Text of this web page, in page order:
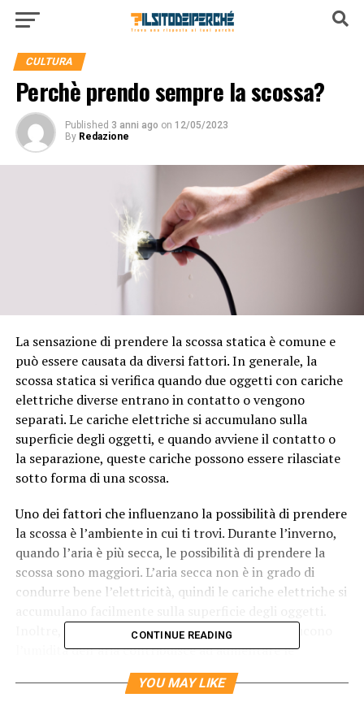
CULTURA
Perchè prendo sempre la scossa?
Published 3 anni ago on 12/05/2023
By Redazione
La sensazione di prendere la scossa statica è comune e
può essere causata da diversi fattori. In generale, la
scossa statica si verifica quando due oggetti con cariche
elettriche diverse entrano in contatto o vengono
separati. Le cariche elettriche si accumulano sulla
superficie degli oggetti, e quando avviene il contatto o
la separazione, queste cariche possono essere rilasciate
sotto forma di una scossa.
Uno dei fattori che influenzano la possibilità di prendere
la scossa è l’ambiente in cui ti trovi. Durante l’inverno,
quando l’aria è più secca, le possibilità di prendere la
scossa sono maggiori. L’aria secca non è in grado di
condurre bene l’elettricità, quindi le cariche elettriche si
Inoltre, l’uso di sistemi di riscaldamento che riducono
l’umidità dell’aria contribuisce ad aumentare le
probabilità di prendere la scossa.
CONTINUE READING
YOU MAY LIKE